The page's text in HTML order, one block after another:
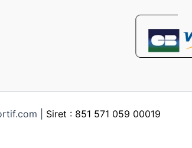
| Siret : 851 571 059 00019